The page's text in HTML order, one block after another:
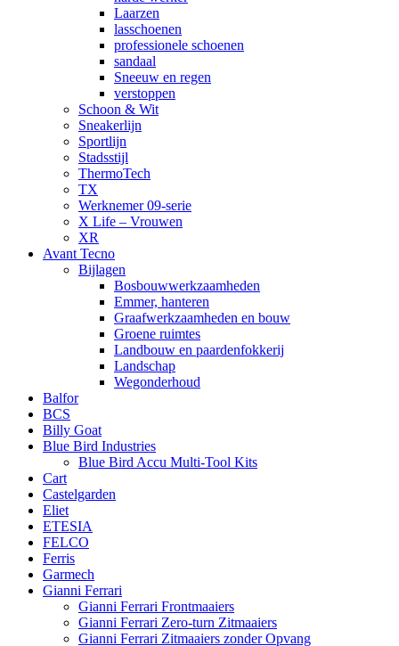
Laarzen
lasschoenen
professionele schoenen
sandaal
Sneeuw en regen
verstoppen
Schoon & Wit
Sneakerlijn
Sportlijn
Stadsstijl
ThermoTech
TX
Werknemer 09-serie
X Life – Vrouwen
XR
Avant Tecno
Bijlagen
Bosbouwwerkzaamheden
Emmer, hanteren
Graafwerkzaamheden en bouw
Groene ruimtes
Landbouw en paardenfokkerij
Landschap
Wegonderhoud
Balfor
BCS
Billy Goat
Blue Bird Industries
Blue Bird Accu Multi-Tool Kits
Cart
Castelgarden
Eliet
ETESIA
FELCO
Ferris
Garmech
Gianni Ferrari
Gianni Ferrari Frontmaaiers
Gianni Ferrari Zero-turn Zitmaaiers
Gianni Ferrari Zitmaaiers zonder Opvang